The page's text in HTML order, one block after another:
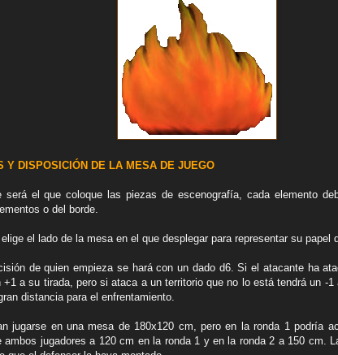
Y DISPOSICIÓN DE LA MESA DE JUEGO
será el que coloque las piezas de escenografía, cada elemento
o del borde.
el lado de la mesa en el que desplegar para representar su papel
de quien empieza se hará con un dado d6. Si el atacante ha
+1 a su tirada, pero si ataca a un territorio que no lo está tendrá un -
distancia para el enfrentamiento.
jugarse en una mesa de 180x120 cm, pero en la ronda 1 podría
ambos jugadores a 120 cm en la ronda 1 y en la ronda 2 a 150 cm.